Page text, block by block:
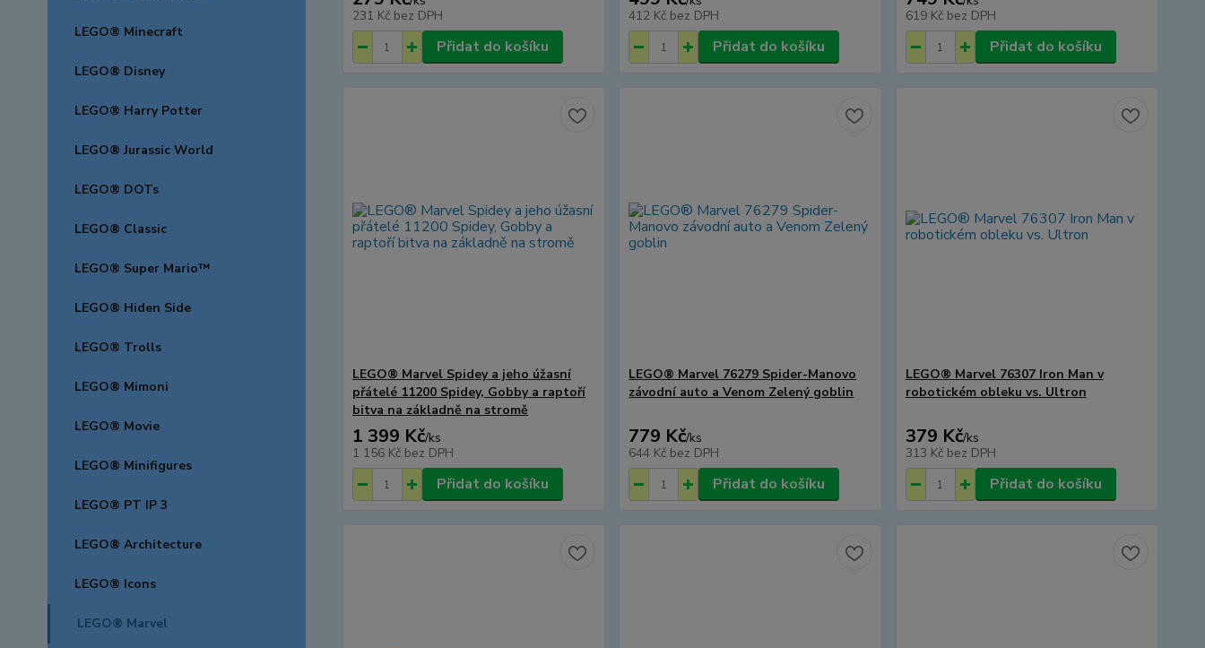
LEGO® Minecraft
LEGO® Disney
LEGO® Harry Potter
LEGO® Jurassic World
LEGO® DOTs
LEGO® Classic
LEGO® Super Mario™
LEGO® Hiden Side
LEGO® Trolls
LEGO® Mimoni
LEGO® Movie
LEGO® Minifigures
LEGO® PT IP 3
LEGO® Architecture
LEGO® Icons
LEGO® Marvel
231 Kč bez DPH
Přidat do košíku
412 Kč bez DPH
Přidat do košíku
619 Kč bez DPH
Přidat do košíku
LEGO® Marvel Spidey a jeho úžasní
přátelé 11200 Spidey, Gobby a raptoří
bitva na základně na stromě
1 399 Kč/ks
1 156 Kč bez DPH
Přidat do košíku
LEGO® Marvel 76279 Spider-Manovo
závodní auto a Venom Zelený goblin
779 Kč/ks
644 Kč bez DPH
Přidat do košíku
LEGO® Marvel 76307 Iron Man v
robotickém obleku vs. Ultron
379 Kč/ks
313 Kč bez DPH
Přidat do košíku